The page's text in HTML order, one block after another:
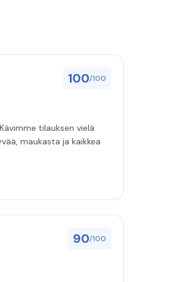
100/100
tilauksen vielä
maukasta ja kaikkea
90/100